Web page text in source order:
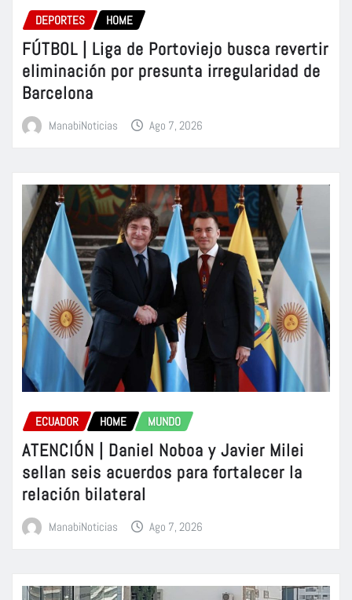
DEPORTES HOME
FÚTBOL | Liga de Portoviejo busca revertir
eliminación por presunta irregularidad de
Barcelona
ManabiNoticias Ago 7, 2026
ECUADOR HOME MUNDO
ATENCIÓN | Daniel Noboa y Javier Milei
sellan seis acuerdos para fortalecer la
relación bilateral
ManabiNoticias Ago 7, 2026